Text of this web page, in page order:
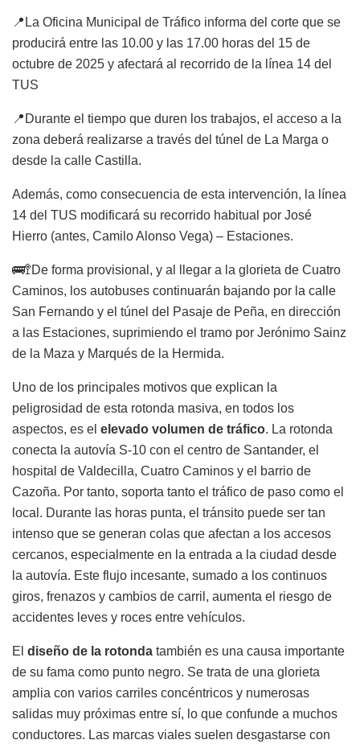
📍La Oficina Municipal de Tráfico informa del corte que se
producirá entre las 10.00 y las 17.00 horas del 15 de
octubre de 2025 y afectará al recorrido de la línea 14 del
TUS
📍Durante el tiempo que duren los trabajos, el acceso a la
zona deberá realizarse a través del túnel de La Marga o
desde la calle Castilla.
Además, como consecuencia de esta intervención, la línea
14 del TUS modificará su recorrido habitual por José
Hierro (antes, Camilo Alonso Vega) – Estaciones.
🚌🚏De forma provisional, y al llegar a la glorieta de Cuatro
Caminos, los autobuses continuarán bajando por la calle
San Fernando y el túnel del Pasaje de Peña, en dirección
a las Estaciones, suprimiendo el tramo por Jerónimo Sainz
de la Maza y Marqués de la Hermida.
Uno de los principales motivos que explican la
peligrosidad de esta rotonda masiva, en todos los
aspectos, es el elevado volumen de tráfico. La rotonda
conecta la autovía S-10 con el centro de Santander, el
hospital de Valdecilla, Cuatro Caminos y el barrio de
Cazoña. Por tanto, soporta tanto el tráfico de paso como el
local. Durante las horas punta, el tránsito puede ser tan
intenso que se generan colas que afectan a los accesos
cercanos, especialmente en la entrada a la ciudad desde
la autovía. Este flujo incesante, sumado a los continuos
giros, frenazos y cambios de carril, aumenta el riesgo de
accidentes leves y roces entre vehículos.
El diseño de la rotonda también es una causa importante
de su fama como punto negro. Se trata de una glorieta
amplia con varios carriles concéntricos y numerosas
salidas muy próximas entre sí, lo que confunde a muchos
conductores. Las marcas viales suelen desgastarse con